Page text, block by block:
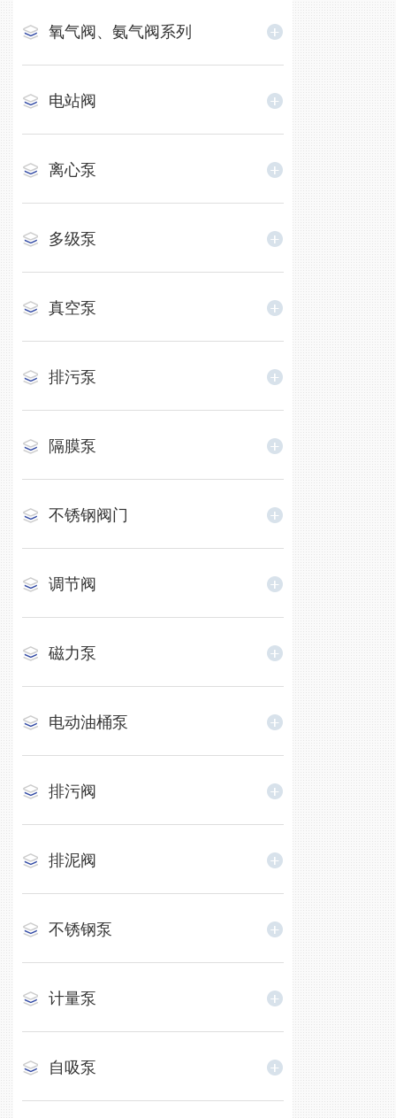
氧气阀、氨气阀系列
电站阀
离心泵
多级泵
真空泵
排污泵
隔膜泵
不锈钢阀门
调节阀
磁力泵
电动油桶泵
排污阀
排泥阀
不锈钢泵
计量泵
自吸泵